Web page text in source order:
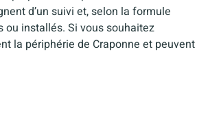
d’un suivi et, selon la formule
ou installés. Si vous souhaitez
la périphérie de Craponne et peuvent